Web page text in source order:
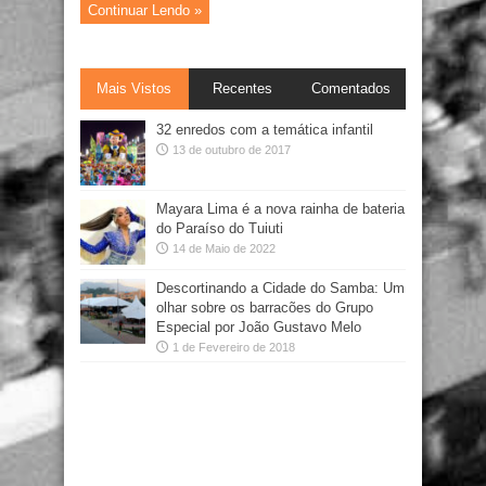
Continuar Lendo »
Mais Vistos Recentes Comentados
32 enredos com a temática infantil
13 de outubro de 2017
Mayara Lima é a nova rainha de bateria
do Paraíso do Tuiuti
14 de Maio de 2022
Descortinando a Cidade do Samba: Um
olhar sobre os barracões do Grupo
Especial por João Gustavo Melo
1 de Fevereiro de 2018